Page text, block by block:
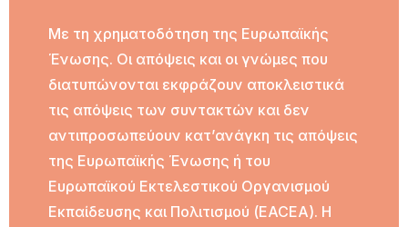
Με τη χρηματοδότηση της Ευρωπαϊκής
Ένωσης. Οι απόψεις και οι γνώμες που
διατυπώνονται εκφράζουν αποκλειστικά
τις απόψεις των συντακτών και δεν
αντιπροσωπεύουν κατ’ανάγκη τις απόψεις
της Ευρωπαϊκής Ένωσης ή του
Ευρωπαϊκού Εκτελεστικού Οργανισμού
Εκπαίδευσης και Πολιτισμού (EACEA). Η